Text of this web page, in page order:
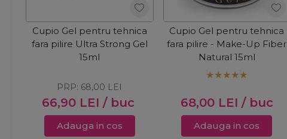
Cupio Gel pentru tehnica
fara pilire Ultra Strong Gel
15ml
66,90 LEI / buc
PRP: 68,00 LEI
Adauga in cos
Cupio Gel pentru tehnica
fara pilire - Make-Up Fiber
Natural 15ml
68,00 LEI / buc
Adauga in cos